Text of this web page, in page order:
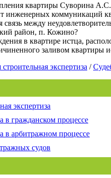
квартиры Суворина
инженерных коммуникаций
связь между
район, п. Кожино?
в квартире истца,
заливом квартиры
экспертиза /
экспертиза
в гражданском процессе
в арбитражном процессе
судов